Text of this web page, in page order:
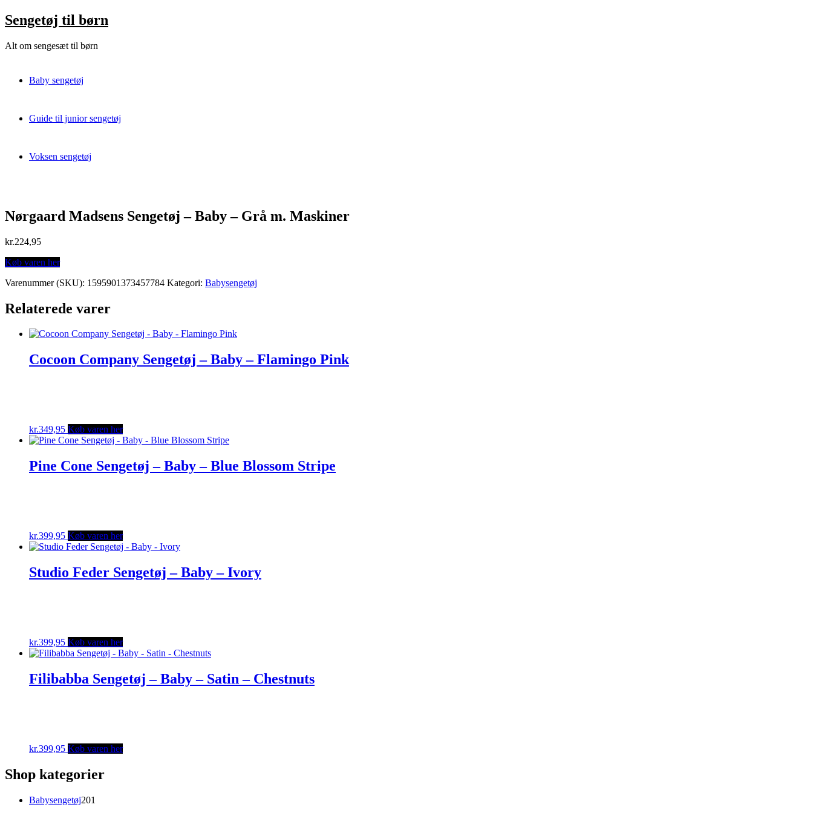
Skip
to
Sengetøj til børn
Alt om sengesæt til børn
Baby sengetøj
Guide til junior sengetøj
Voksen sengetøj
Nørgaard Madsens Sengetøj – Baby – Grå m. Maskiner
kr.224,95
Køb varen her
Varenummer (SKU): 1595901373457784 Kategori: Babysengetøj
Relaterede varer
Cocoon Company Sengetøj – Baby – Flamingo Pink
kr.349,95 Køb varen her
Pine Cone Sengetøj – Baby – Blue Blossom Stripe
kr.399,95 Køb varen her
Studio Feder Sengetøj – Baby – Ivory
kr.399,95 Køb varen her
Filibabba Sengetøj – Baby – Satin – Chestnuts
kr.399,95 Køb varen her
Shop kategorier
Babysengetøj201